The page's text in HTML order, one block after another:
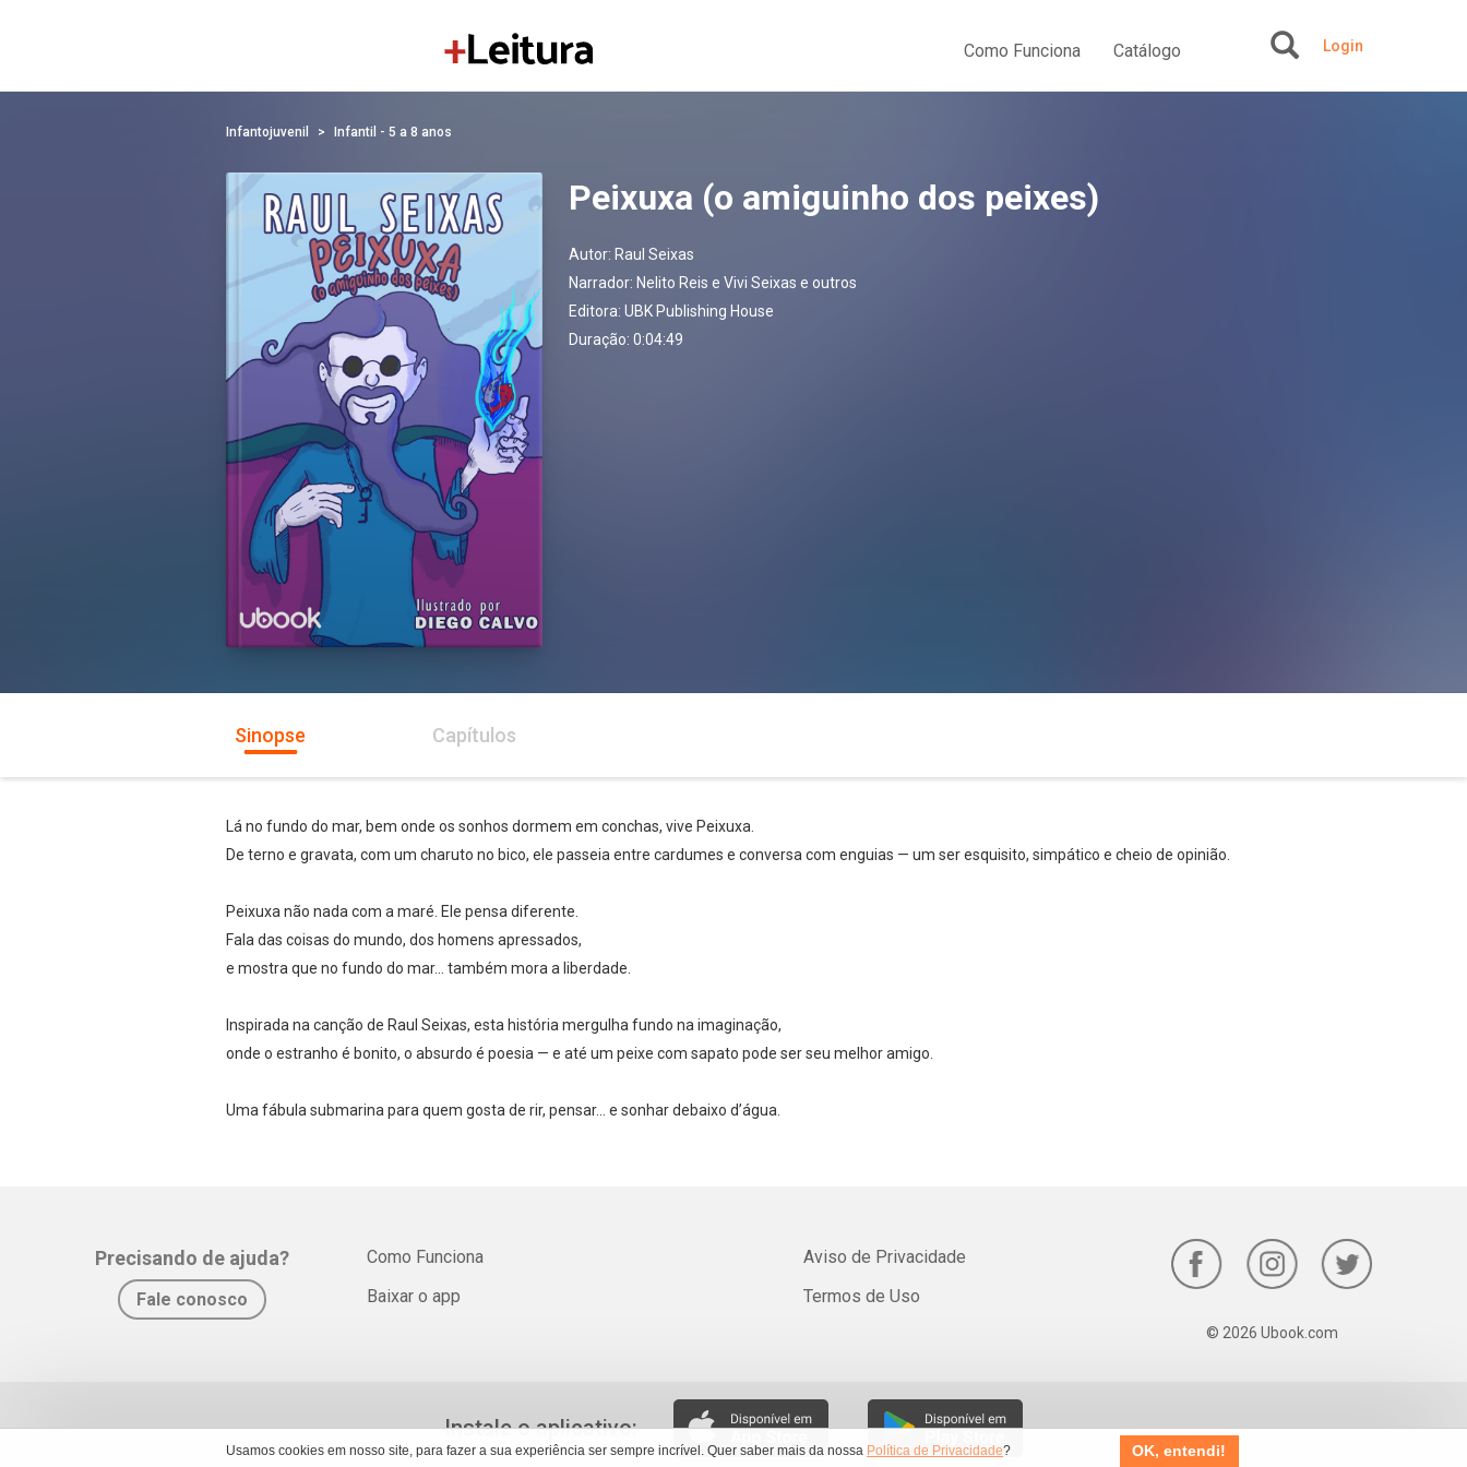
Usamos cookies em nosso site, para fazer a sua experiência ser sempre incrível. Quer saber mais da nossa Política de Privacidade? OK, entendi!
Como Funciona Catálogo Login
Infantojuvenil Infantil - 5 a 8 anos
Peixuxa (o amiguinho dos peixes)
Autor: Raul Seixas
Narrador: Nelito Reis e Vivi Seixas e outros
Editora: UBK Publishing House
Duração: 0:04:49
Sinopse Capítulos
Lá no fundo do mar, bem onde os sonhos dormem em conchas, vive Peixuxa.
De terno e gravata, com um charuto no bico, ele passeia entre cardumes e conversa com enguias — um ser esquisito, simpático e cheio de opinião.
Peixuxa não nada com a maré. Ele pensa diferente.
Fala das coisas do mundo, dos homens apressados,
e mostra que no fundo do mar… também mora a liberdade.
Inspirada na canção de Raul Seixas, esta história mergulha fundo na imaginação,
onde o estranho é bonito, o absurdo é poesia — e até um peixe com sapato pode ser seu melhor amigo.
Uma fábula submarina para quem gosta de rir, pensar… e sonhar debaixo d’água.
Precisando de ajuda?
Fale conosco
Como Funciona
Baixar o app
Aviso de Privacidade
Termos de Uso
© 2026 Ubook.com
Instale o aplicativo: